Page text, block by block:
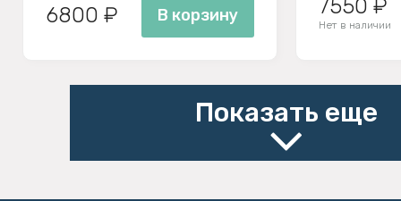
6800 ₽ В корзину 7550 ₽
Нет в наличии
Показать еще